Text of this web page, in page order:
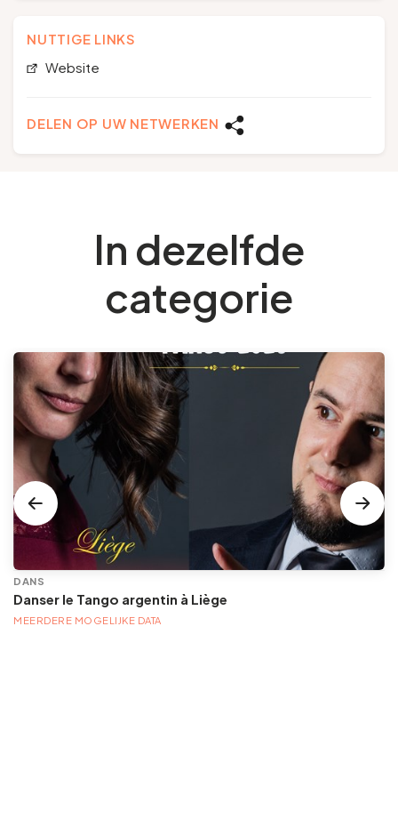
NUTTIGE LINKS
Website
DELEN OP UW NETWERKEN
In dezelfde
categorie
DANS
Danser le Tango argentin à Liège
MEERDERE MOGELIJKE DATA